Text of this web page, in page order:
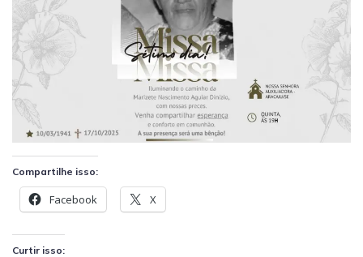
Compartilhe isso:
Facebook X
Curtir isso: